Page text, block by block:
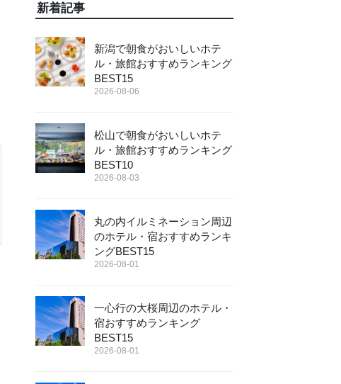
新着記事
新潟で朝食がおいしいホテ
ル・旅館おすすめランキング
BEST15
2026-08-06
松山で朝食がおいしいホテ
ル・旅館おすすめランキング
BEST10
2026-08-03
丸の内イルミネーション周辺
のホテル・宿おすすめランキ
ングBEST15
2026-08-01
一心行の大桜周辺のホテル・
宿おすすめランキング
BEST15
2026-08-01